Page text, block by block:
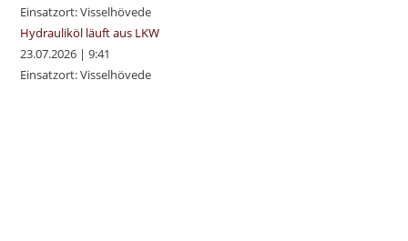
Einsatzort: Visselhövede
Hydrauliköl läuft aus LKW
23.07.2026 |9:41
Einsatzort: Visselhövede